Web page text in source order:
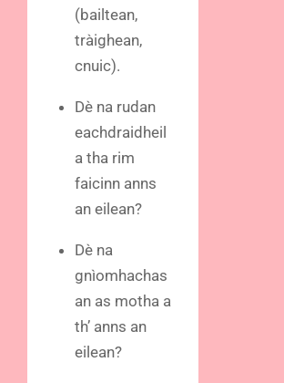
(bailtean,
tràighean,
cnuic).
Dè na rudan
eachdraidheil
a tha rim
faicinn anns
an eilean?
Dè na
gnìomhachas
an as motha a
th’ anns an
eilean?